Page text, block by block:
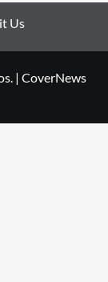
Us
| CoverNews